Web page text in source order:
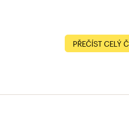
PŘEČÍST CELÝ